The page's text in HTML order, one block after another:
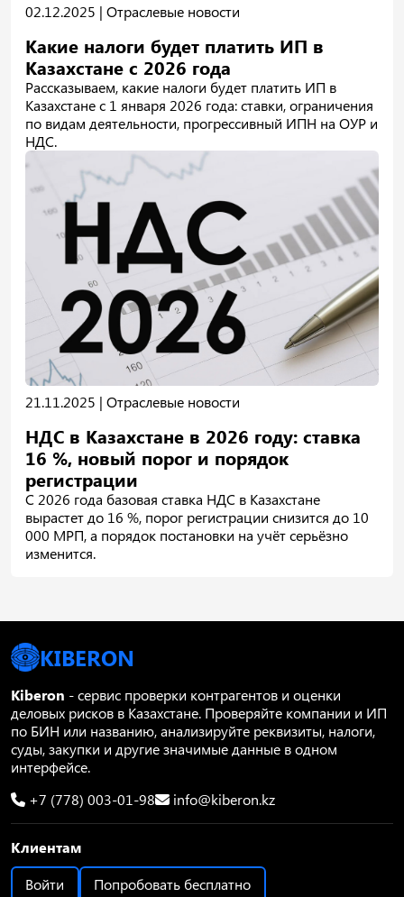
02.12.2025 | Отраслевые новости
Какие налоги будет платить ИП в
Казахстане с 2026 года
Рассказываем, какие налоги будет платить ИП в
Казахстане с 1 января 2026 года: ставки, ограничения
по видам деятельности, прогрессивный ИПН на ОУР и
НДС.
21.11.2025 | Отраслевые новости
НДС в Казахстане в 2026 году: ставка
16 %, новый порог и порядок
регистрации
С 2026 года базовая ставка НДС в Казахстане
вырастет до 16 %, порог регистрации снизится до 10
000 МРП, а порядок постановки на учёт серьёзно
изменится.
KIBERON
Kiberon - сервис проверки контрагентов и оценки
деловых рисков в Казахстане. Проверяйте компании и ИП
по БИН или названию, анализируйте реквизиты, налоги,
суды, закупки и другие значимые данные в одном
интерфейсе.
+7 (778) 003-01-98
info@kiberon.kz
Клиентам
Войти
Попробовать бесплатно